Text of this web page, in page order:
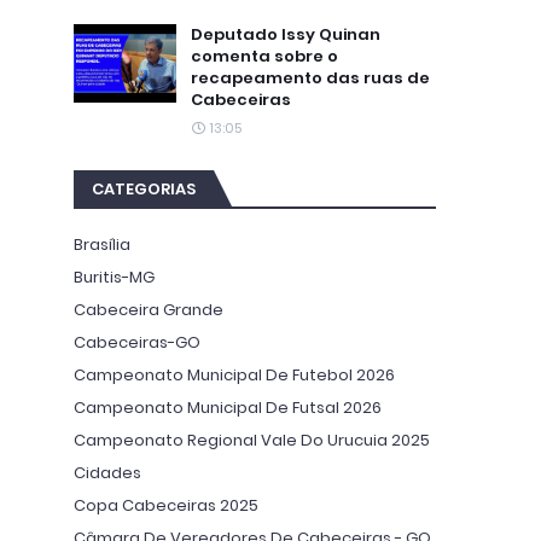
Deputado Issy Quinan
comenta sobre o
recapeamento das ruas de
Cabeceiras
13:05
CATEGORIAS
Brasília
Buritis-MG
Cabeceira Grande
Cabeceiras-GO
Campeonato Municipal De Futebol 2026
Campeonato Municipal De Futsal 2026
Campeonato Regional Vale Do Urucuia 2025
Cidades
Copa Cabeceiras 2025